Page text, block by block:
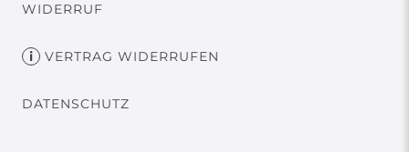
WIDERRUF
VERTRAG WIDERRUFEN
DATENSCHUTZ